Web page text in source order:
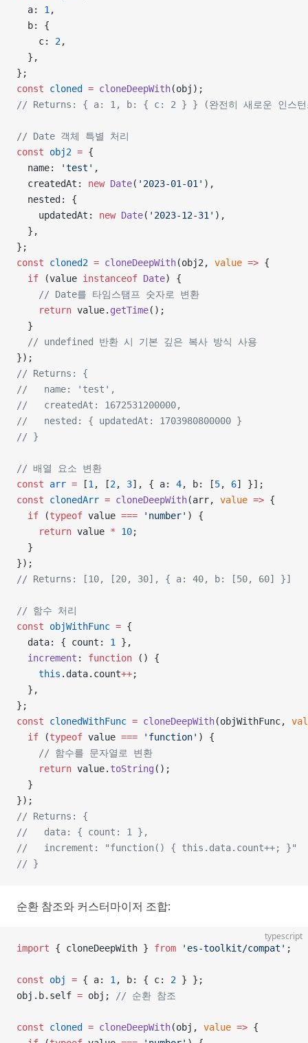
  a:
1 ,
  b: {
    c:
2,
  },
};
const cloned = cloneDeepWith(obj);
// Returns: { a: 1, b: { c: 2 } } (완전히 새로운 인스턴
// Date 객체 특별 처리
const obj2 = {
  name:
'test' ,
  createdAt:
new Date( '2023-01-01' ),
  nested: {
    updatedAt:
new Date( '2023-12-31' ),
  },
};
const cloned2 = cloneDeepWith(obj2, value => {
  if
(value instanceof Date) {
    // Date를 타임스탬프 숫자로 변환
    return
value. getTime();
  }
  // undefined 반환 시 기본 깊은 복사 방식 사용
});
// Returns: {
//   name: 'test',
//   createdAt: 1672531200000,
//   nested: { updatedAt: 1703980800000 }
// }
// 배열 요소 변환
const arr = [1 , [2, 3], { a: 4, b: [5, 6] }];
const clonedArr = cloneDeepWith(arr, value => {
  if
(typeof value === 'number' ) {
    return
value * 10;
  }
});
// Returns: [10, [20, 30], { a: 40, b: [50, 60] }]
// 함수 처리
const objWithFunc = {
  data: { count:
1
},
  increment
: function () {
    this
.data.count++;
  },
};
const clonedWithFunc = cloneDeepWith(objWithFunc,
  if
(typeof value === 'function' ) {
    // 함수를 문자열로 변환
    return
value. toString ();
  }
});
// Returns: {
//   data: { count: 1 },
//   increment: "function() { this.data.count++; }"
// }
순환 참조와 커스터마이저 조합:
typescript
import { cloneDeepWith } from 'es-toolkit/compat' ;
const obj = { a: 1 , b: { c: 2 } };
obj.b.self = obj; // 순환 참조
const cloned = cloneDeepWith(obj, value => {